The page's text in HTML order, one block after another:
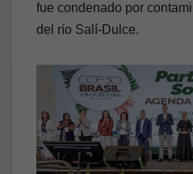
fue condenado por
del río Salí-Dulce.